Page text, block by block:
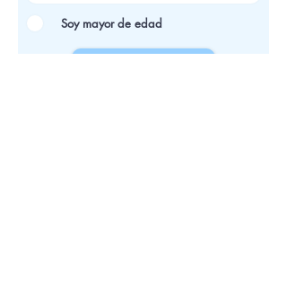
Soy mayor de edad